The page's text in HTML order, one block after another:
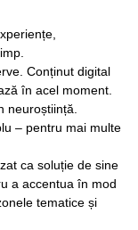
Conținut digital
în acel moment.
neuroștiință.
– pentru mai multe
ca soluție de sine
a accentua în mod
tematice și